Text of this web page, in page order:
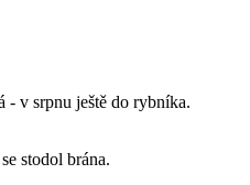
- v srpnu ještě do rybníka.
stodol brána.